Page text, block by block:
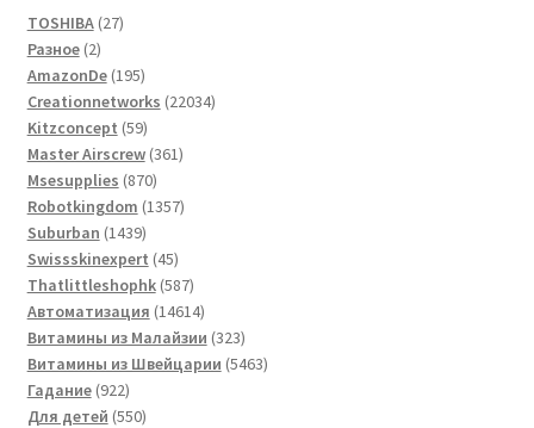
TOSHIBA 2727
Разное 22
товара
AmazonDe 195195
товаров
Creationnetworks 2203422034
Kitzconcept 5959
товаров
Master Airscrew 361361
Msesupplies 870870
товаров
Robotkingdom 13571357
Suburban 14391439
товаров
Swissskinexpert 4545
товаров
Thatlittleshophk 587587
товаров
Автоматизация 1461414614
товаров
Витамины из Малайзии 323323
товара
Витамины из Швейцарии 54635463
Гадание 922922
товара
Для детей 550550